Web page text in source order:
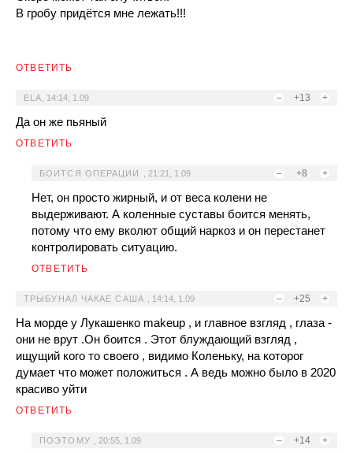
В гробу придётся мне лежать!!!
ОТВЕТИТЬ
– +13 +
ELA 14:14, 1.09
Да он же пьяный
ОТВЕТИТЬ
– +8 +
БОИТСЯ ОПЕРАЦИИ 21:21, 1.09
Нет, он просто жирный, и от веса колени не
выдерживают. А коленные суставы боится менять,
потому что ему вколют общий наркоз и он перестанет
контролировать ситуацию.
ОТВЕТИТЬ
– +25 +
ТРЫБУНАЛ ЧАКАЕ САША 14:14, 1.09
На морде у Лукашенко makeup , и главное взгляд , глаза -
они не врут .Он боится . Этот блуждающий взгляд ,
ищущий кого то своего , видимо Коленьку, на которог
думает что может положиться . А ведь можно было в 2020
красиво уйти
ОТВЕТИТЬ
– +14 +
ПОЭТОМУ 20:55, 1.09